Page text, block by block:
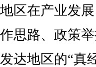
地区在产业发
作思路、政策
发达地区的“真